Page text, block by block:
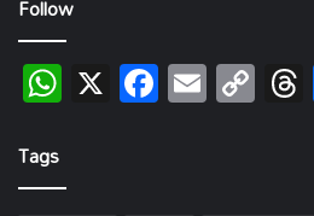
Follow
WhatsApp
X Email
Tags